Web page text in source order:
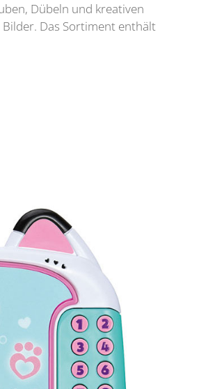
Dübeln und kreativen
Das Sortiment enthält